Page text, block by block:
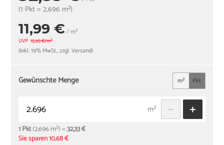
(1 Pkt = 2,696 m²)
11,99 €/ m²
UVP 15,95 €/m²
(inkl. 19% MwSt., zzgl. Versand)
Gewünschte Menge m² Pkt
m²
1 Pkt(2,696 m²) =32,33 €
Sie sparen 10,68 €